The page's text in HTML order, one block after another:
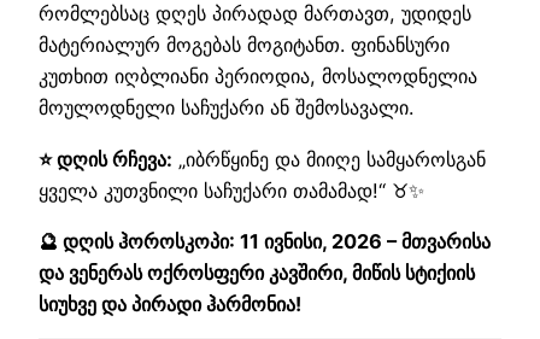
რომლებსაც დღეს პირადად მართავთ, უდიდეს
მატერიალურ მოგებას მოგიტანთ. ფინანსური
კუთხით იღბლიანი პერიოდია, მოსალოდნელია
მოულოდნელი საჩუქარი ან შემოსავალი.
⭐ დღის რჩევა: „იბრწყინე და მიიღე სამყაროსგან
ყველა კუთვნილი საჩუქარი თამამად!“ ♉✨
🔮 დღის ჰოროსკოპი: 11 ივნისი, 2026 – მთვარისა
და ვენერას ოქროსფერი კავშირი, მიწის სტიქიის
სიუხვე და პირადი ჰარმონია!